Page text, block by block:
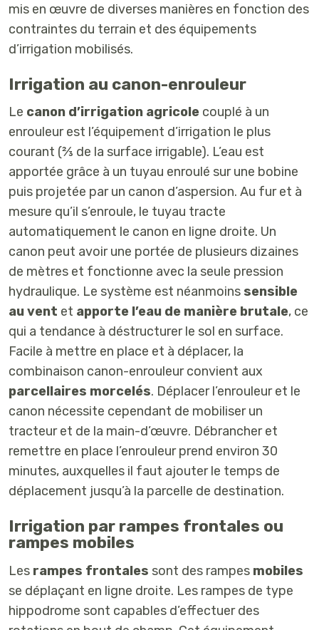
mis en œuvre de diverses manières en fonction des
contraintes du terrain et des équipements
d’irrigation mobilisés.
Irrigation au canon-enrouleur
Le canon d’irrigation agricole couplé à un
enrouleur est l’équipement d’irrigation le plus
courant (⅔ de la surface irrigable). L’eau est
apportée grâce à un tuyau enroulé sur une bobine
puis projetée par un canon d’aspersion. Au fur et à
mesure qu’il s’enroule, le tuyau tracte
automatiquement le canon en ligne droite. Un
canon peut avoir une portée de plusieurs dizaines
de mètres et fonctionne avec la seule pression
hydraulique. Le système est néanmoins sensible
au vent et apporte l’eau de manière brutale, ce
qui a tendance à déstructurer le sol en surface.
Facile à mettre en place et à déplacer, la
combinaison canon-enrouleurconvient aux
parcellaires morcelés. Déplacer l’enrouleur et le
canon nécessite cependant de mobiliser un
tracteur et de la main-d’œuvre. Débrancher et
remettre en place l’enrouleur prend environ 30
minutes, auxquelles il faut ajouter le temps de
déplacement jusqu’à la parcelle de destination.
Irrigation par rampes frontales ou
rampes mobiles
Les rampes frontales sont des rampes mobiles
se déplaçant en ligne droite. Les rampes de type
hippodrome sont capables d’effectuer des